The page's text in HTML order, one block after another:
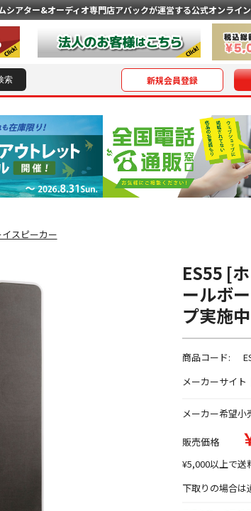
シアター&オーディオ専門店アバックが運営する公式オンライン
新規会員登録
イスピーカー
ES55 [
ールボ
プ実施中
商品コード:
メーカーサイト
メーカー希望小
販売価格
¥5,000以上で送
下取りの場合は